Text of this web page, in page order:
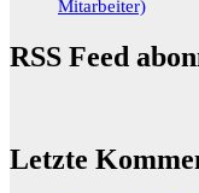
Mitarbeiter)
RSS Feed
Letzte